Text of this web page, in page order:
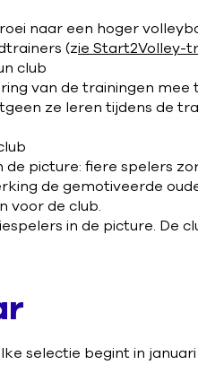
naar een hoger
(zie Start2Volley-
club
van de trainingen mee
ze leren tijdens de
picture: fiere spelers
de gemotiveerde
voor de club.
in de picture. De
selectie begint in